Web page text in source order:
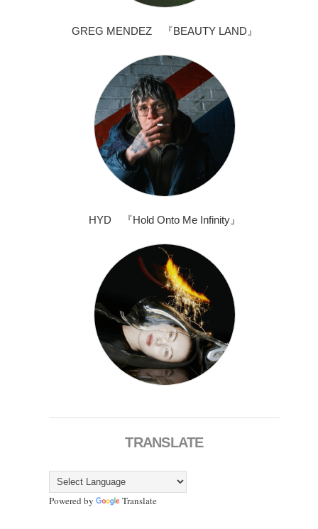
GREG MENDEZ 『BEAUTY LAND』
HYD 『Hold Onto Me Infinity』
TRANSLATE
Powered by Translate